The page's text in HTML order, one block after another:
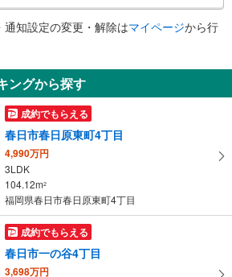
知設定の変更・解除はマイページから行
ングから探す
成約でもらえる
春日市春日原東町4丁目
4,990万円
3LDK
104.12m2
福岡県春日市春日原東町4丁目
成約でもらえる
春日市一の谷4丁目
3,698万円